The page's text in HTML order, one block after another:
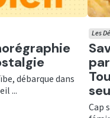
débarque dans
...
Les
Cap